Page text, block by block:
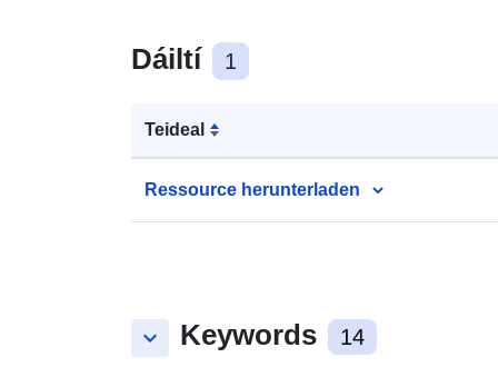
Dáiltí 1
Teideal
Ressource herunterladen
keyboard_arrow_down Keywords 14